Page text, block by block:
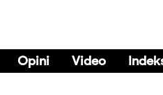
Opini Video